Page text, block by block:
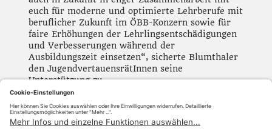
euch für moderne und optimierte Lehrberufe mit
beruflicher Zukunft im ÖBB-Konzern sowie für
faire Erhöhungen der Lehrlingsentschädigungen
und Verbesserungen während der
Ausbildungszeit einsetzen“, sicherte Blumthaler
den JugendvertauensrätInnen seine
Unterstützung zu.